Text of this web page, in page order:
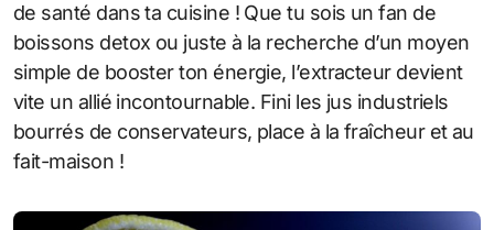
de santé dans ta cuisine ! Que tu sois un fan de
boissons detox ou juste à la recherche d’un moyen
simple de booster ton énergie, l’extracteur devient
vite un allié incontournable. Fini les jus industriels
bourrés de conservateurs, place à la fraîcheur et au
fait-maison !